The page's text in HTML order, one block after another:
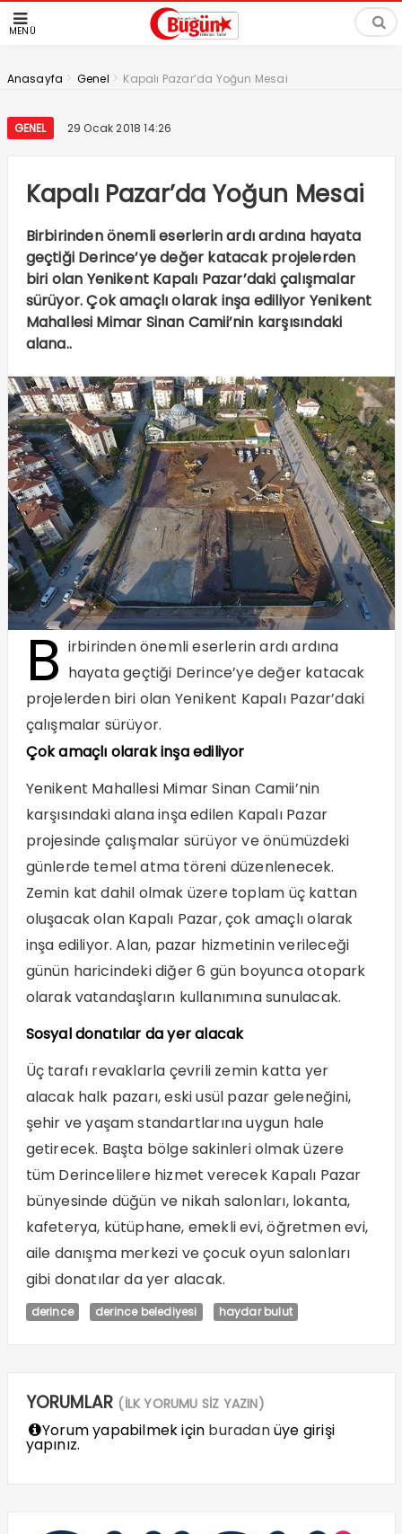
MENÜ
Anasayfa > Genel > Kapalı Pazar’da Yoğun Mesai
GENEL 29 Ocak 2018 14:26
Kapalı Pazar’da Yoğun Mesai
Birbirinden önemli eserlerin ardı ardına hayata
geçtiği Derince’ye değer katacak projelerden
biri olan Yenikent Kapalı Pazar’daki çalışmalar
sürüyor. Çok amaçlı olarak inşa ediliyor Yenikent
Mahallesi Mimar Sinan Camii’nin karşısındaki
alana..
B irbirinden önemli eserlerin ardı ardına
hayata geçtiği Derince’ye değer katacak
projelerden biri olan Yenikent Kapalı Pazar’daki
çalışmalar sürüyor.
Çok amaçlı olarak inşa ediliyor
Yenikent Mahallesi Mimar Sinan Camii’nin
karşısındaki alana inşa edilen Kapalı Pazar
projesinde çalışmalar sürüyor ve önümüzdeki
günlerde temel atma töreni düzenlenecek.
Zemin kat dahil olmak üzere toplam üç kattan
oluşacak olan Kapalı Pazar, çok amaçlı olarak
inşa ediliyor. Alan, pazar hizmetinin verileceği
günün haricindeki diğer 6 gün boyunca otopark
olarak vatandaşların kullanımına sunulacak.
Sosyal donatılar da yer alacak
Üç tarafı revaklarla çevrili zemin katta yer
alacak halk pazarı, eski usül pazar geleneğini,
şehir ve yaşam standartlarına uygun hale
getirecek. Başta bölge sakinleri olmak üzere
tüm Derincelilere hizmet verecek Kapalı Pazar
bünyesinde düğün ve nikah salonları, lokanta,
kafeterya, kütüphane, emekli evi, öğretmen evi,
aile danışma merkezi ve çocuk oyun salonları
gibi donatılar da yer alacak.
derince derince belediyesi haydar bulut
YORUMLAR (İLK YORUMU SİZ YAZIN)
Yorum yapabilmek için buradanüye girişi
yapınız.